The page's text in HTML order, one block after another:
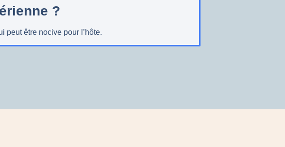
?
peut être nocive pour l’hôte.